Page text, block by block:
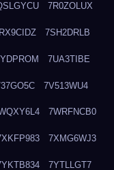
7R0ZOLUX
7SH2DRLB
7UA3TIBE
7V513WU4
7WRFNCB0
7XMG6WJ3
7YTLLGT7